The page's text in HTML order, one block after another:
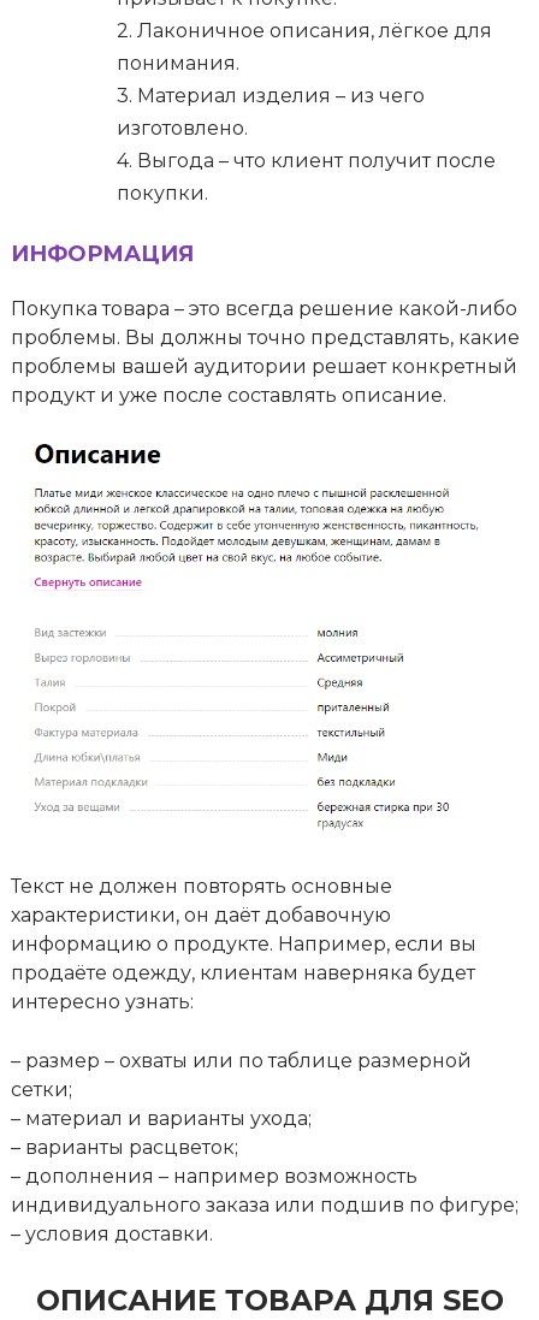
2. Лаконичное описания, лёгкое для
понимания.
3. Материал изделия – из чего
изготовлено.
4. Выгода – что клиент получит после
покупки.
ИНФОРМАЦИЯ
Покупка товара – это всегда решение какой-либо
проблемы. Вы должны точно представлять, какие
проблемы вашей аудитории решает конкретный
продукт и уже после составлять описание.
Текст не должен повторять основные
характеристики, он даёт добавочную
информацию о продукте. Например, если вы
продаёте одежду, клиентам наверняка будет
интересно узнать:
– размер – охваты или по таблице размерной
сетки;
– материал и варианты ухода;
– варианты расцветок;
– дополнения – например возможность
индивидуального заказа или подшив по фигуре;
– условия доставки.
ОПИСАНИЕ ТОВАРА ДЛЯ SEO